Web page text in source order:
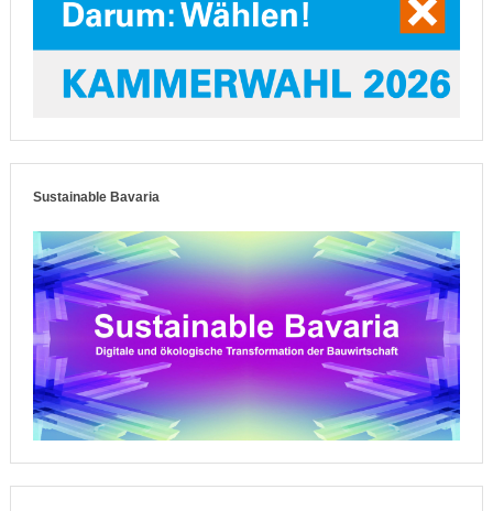
Sustainable Bavaria